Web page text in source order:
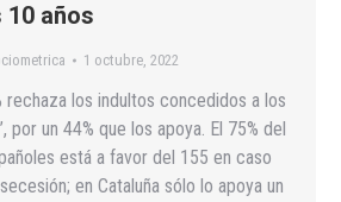
años
1 octubre, 2022
rechaza los indultos concedidos a los
por un 44% que los apoya. El 75% del
está a favor del 155 en caso
en Cataluña sólo lo apoya un